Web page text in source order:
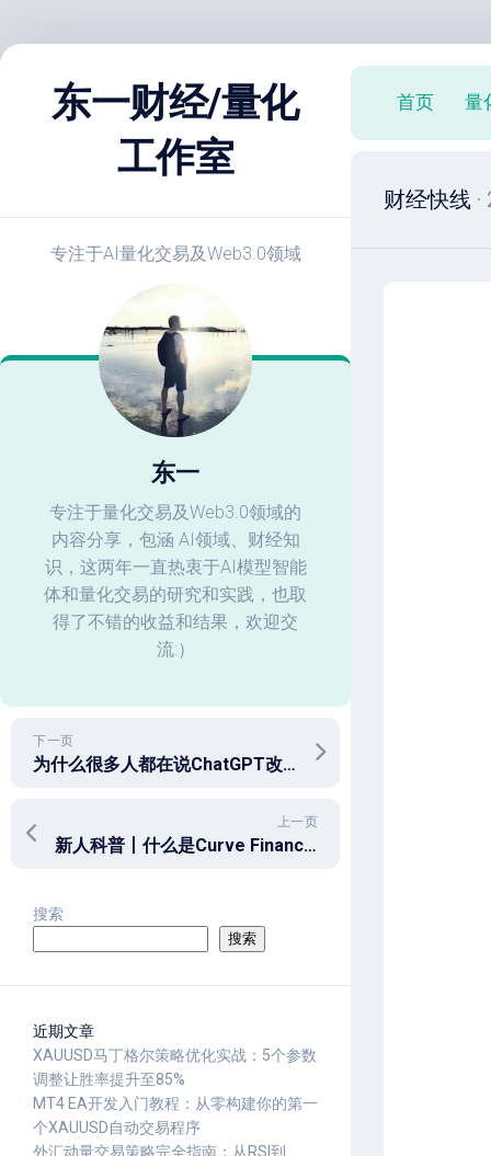
跳
东一财经/量化
工作室
专注于AI量化交易及Web3.0领域
东一
专注于量化交易及Web3.0领域的
内容分享，包涵 AI领域、财经知
识，这两年一直热衷于AI模型智能
体和量化交易的研究和实践，也取
得了不错的收益和结果，欢迎交
流:）
下一页
为什么很多人都在说ChatGPT改变世界？一文全面了解
上一页
新人科普丨什么是Curve Finance？
搜索
搜索
近期文章
XAUUSD马丁格尔策略优化实战：5个参数
调整让胜率提升至85%
MT4 EA开发入门教程：从零构建你的第一
个XAUUSD自动交易程序
外汇动量交易策略完全指南：从RSI到
首页 量
策
财经快线